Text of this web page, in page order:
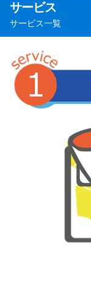
サービス
サービス一覧